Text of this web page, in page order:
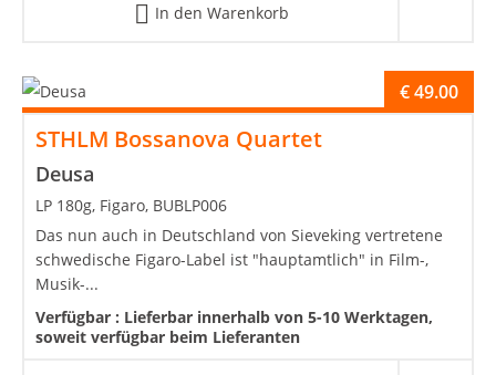
In den Warenkorb
STHLM Bossanova Quartet
Deusa
€49.00
LP 180g, Figaro, BUBLP006
Das nun auch in Deutschland von Sieveking vertretene
schwedische Figaro-Label ist "hauptamtlich" in Film-,
Musik-...
Verfügbar : Lieferbar innerhalb von 5-10 Werktagen,
soweit verfügbar beim Lieferanten